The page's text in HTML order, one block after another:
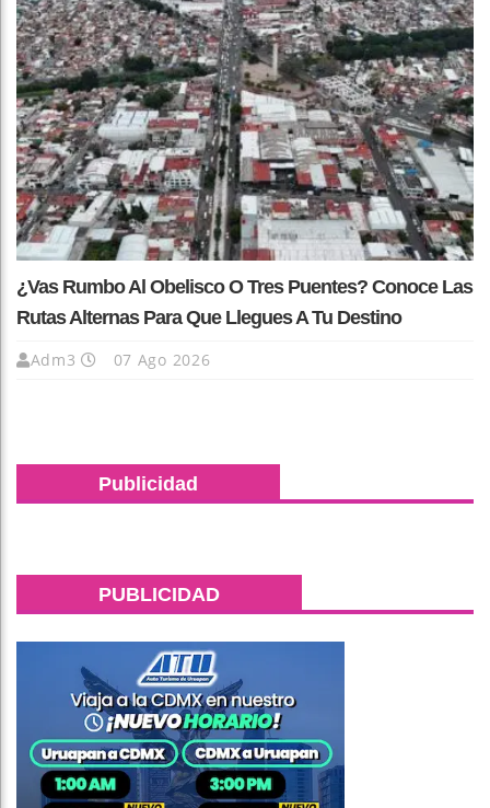
¿Vas Rumbo Al Obelisco O Tres Puentes? Conoce Las
Rutas Alternas Para Que Llegues A Tu Destino
Adm3 07 Ago 2026
Publicidad
PUBLICIDAD